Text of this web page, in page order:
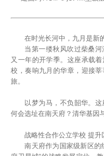
投資者關係
社會責任
關於渝太
合作商平臺
在时光长河中，九月是新
当第一缕秋风吹过柴桑
又一年的开学季。这座承载
校，奏响九月的华章，迎接
旅。
以梦为马，不负韶华。
何会选址在南天府？清华基因
战略性合作公立学校 提升
南天府作为国家级新区的